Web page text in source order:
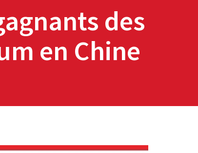
des
en Chine